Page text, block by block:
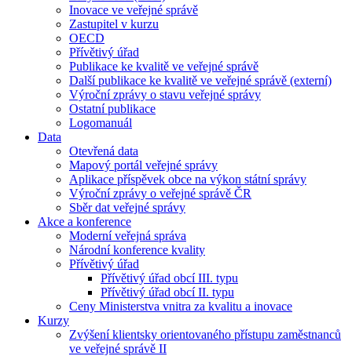
Inovace ve veřejné správě
Zastupitel v kurzu
OECD
Přívětivý úřad
Publikace ke kvalitě ve veřejné správě
Další publikace ke kvalitě ve veřejné správě (externí)
Výroční zprávy o stavu veřejné správy
Ostatní publikace
Logomanuál
Data
Otevřená data
Mapový portál veřejné správy
Aplikace příspěvek obce na výkon státní správy
Výroční zprávy o veřejné správě ČR
Sběr dat veřejné správy
Akce a konference
Moderní veřejná správa
Národní konference kvality
Přívětivý úřad
Přívětivý úřad obcí III. typu
Přívětivý úřad obcí II. typu
Ceny Ministerstva vnitra za kvalitu a inovace
Kurzy
Zvýšení klientsky orientovaného přístupu zaměstnanců
ve veřejné správě II